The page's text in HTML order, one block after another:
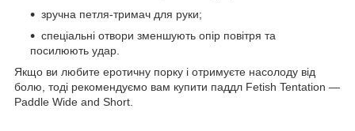
зручна петля-тримач для руки;
спеціальні отвори зменшують опір повітря та
посилюють удар.
Якщо ви любите еротичну порку і отримуєте насолоду від
болю, тоді рекомендуємо вам купити паддл Fetish Tentation —
Paddle Wide and Short.